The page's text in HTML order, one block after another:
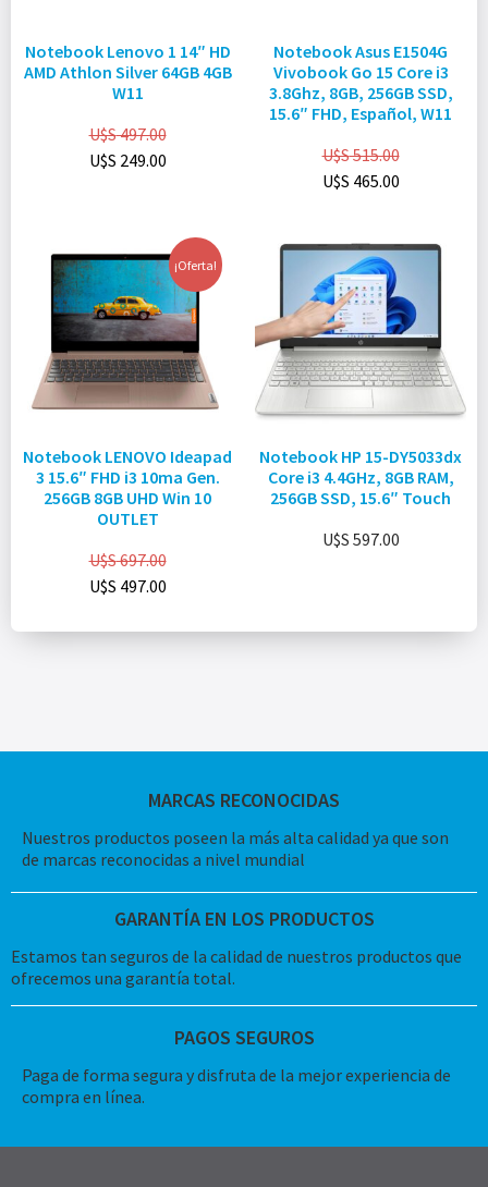
Notebook Lenovo 1 14″ HD
AMD Athlon Silver 64GB 4GB
W11
U$S497.00
U$S 249.00
Notebook Asus E1504G
Vivobook Go 15 Core i3
3.8Ghz, 8GB, 256GB SSD,
15.6″ FHD, Español, W11
U$S515.00
U$S 465.00
¡Oferta!
Notebook LENOVO Ideapad
3 15.6″ FHD i3 10ma Gen.
256GB 8GB UHD Win 10
OUTLET
U$S697.00
U$S 497.00
Notebook HP 15-DY5033dx
Core i3 4.4GHz, 8GB RAM,
256GB SSD, 15.6″ Touch
U$S 597.00
MARCAS RECONOCIDAS
Nuestros productos poseen la más alta calidad ya que son
de marcas reconocidas a nivel mundial
GARANTÍA EN LOS PRODUCTOS
Estamos tan seguros de la calidad de nuestros productos que
ofrecemos una garantía total.
PAGOS SEGUROS
Paga de forma segura y disfruta de la mejor experiencia de
compra en línea.